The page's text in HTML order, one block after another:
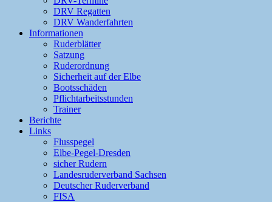
DRV Regatten
DRV Wanderfahrten
Informationen
Ruderblätter
Satzung
Ruderordnung
Sicherheit auf der Elbe
Bootsschäden
Pflichtarbeitsstunden
Trainer
Berichte
Links
Flusspegel
Elbe-Pegel-Dresden
sicher Rudern
Landesruderverband Sachsen
Deutscher Ruderverband
FISA